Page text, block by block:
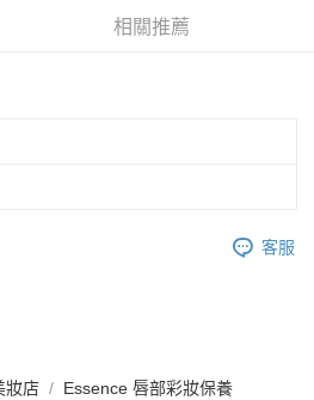
上)免運費
相關推薦
客服
妝店 Essence 唇部彩妝保養